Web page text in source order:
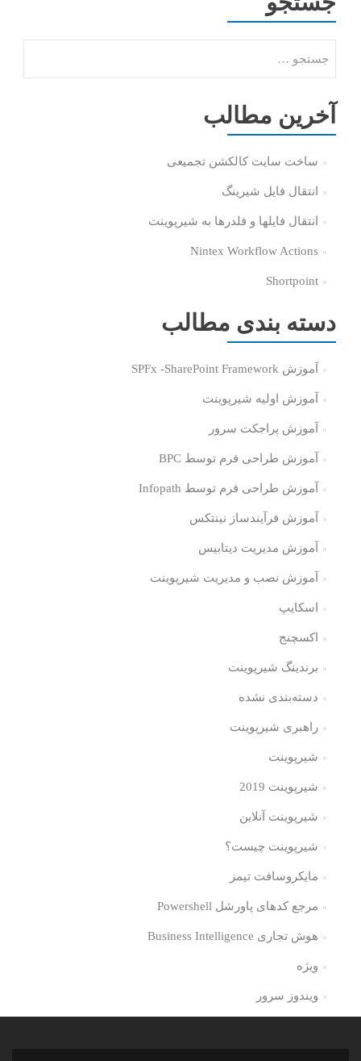
آخرین مطالب
ساخت سایت کالکشن تجمیعی
انتقال فایل شیرینگ
انتقال فایلها و فلدرها به شیرپوینت
Nintex Workflow Actions
Shortpoint
دسته بندی مطالب
آموزش SPFx -SharePoint Framework
آموزش اولیه شیرپوینت
آموزش پراجکت سرور
آموزش طراحی فرم توسط BPC
آموزش طراحی فرم توسط Infopath
آموزش فرآیندساز نینتکس
آموزش مدیریت دیتابیس
آموزش نصب و مدیریت شیرپوینت
اسکایپ
اکسچنج
برندینگ شیرپوینت
دسته‌بندی نشده
راهبری شیرپوینت
شیرپوینت
شیرپوینت 2019
شیرپوینت آنلاین
شیرپوینت چیست؟
مایکروسافت تیمز
مرجع کدهای پاورشل Powershell
هوش تجاری Business Intelligence
ویژه
ویندوز سرور